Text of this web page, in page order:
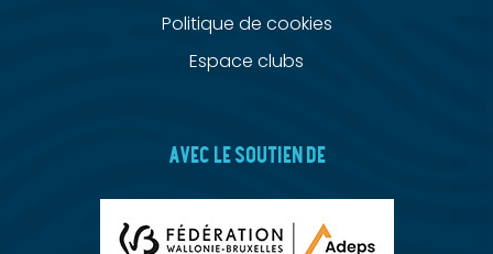
Politique de cookies
Espace clubs
AVEC LE SOUTIEN DE